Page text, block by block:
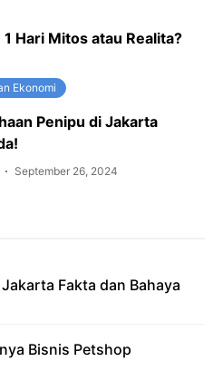
Hari Mitos atau Realita?
Ekonomi
Penipu di Jakarta
September 26, 2024
Fakta dan Bahaya
Bisnis Petshop